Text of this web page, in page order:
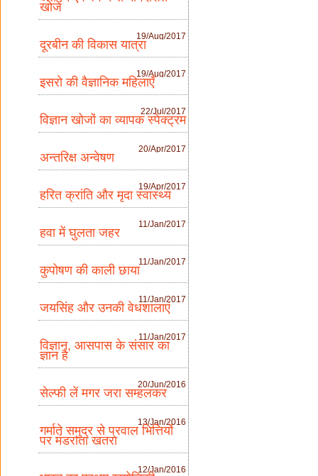
खोजें
19/Aug/2017
दूरबीन की विकास यात्रा
19/Aug/2017
इसरो की वैज्ञानिक महिलाएँ
22/Jul/2017
विज्ञान खोजों का व्यापक स्पेक्ट्रम
20/Apr/2017
अन्तरिक्ष अन्वेषण
19/Apr/2017
हरित क्रांति और मृदा स्वास्थ्य
11/Jan/2017
हवा में घुलता जहर
11/Jan/2017
कुपोषण की काली छाया
11/Jan/2017
जयसिंह और उनकी वेधशालाएं
11/Jan/2017
विज्ञान, आसपास के संसार का
ज्ञान है
20/Jun/2016
सेल्फी लें मगर जरा सम्हलकर
13/Jan/2016
गर्माते समुद्र से प्रवाल भित्तियों
पर मंडराता खतरा
12/Jan/2016